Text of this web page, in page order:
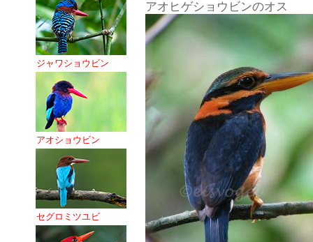
ジャワショウビン
アオショウビン
セグロミツユビ
アオヒゲショウビンのオス